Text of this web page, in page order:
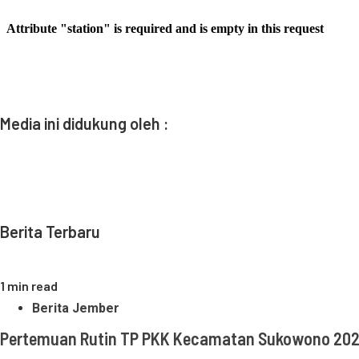
Media ini didukung oleh :
Berita Terbaru
1 min read
Berita Jember
Pertemuan Rutin TP PKK Kecamatan Sukowono